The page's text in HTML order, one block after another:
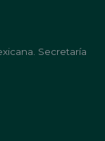
Secretaría